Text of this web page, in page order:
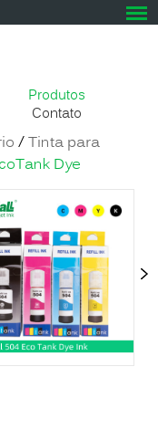
Produtos
Contato
/Tinta para
Dye